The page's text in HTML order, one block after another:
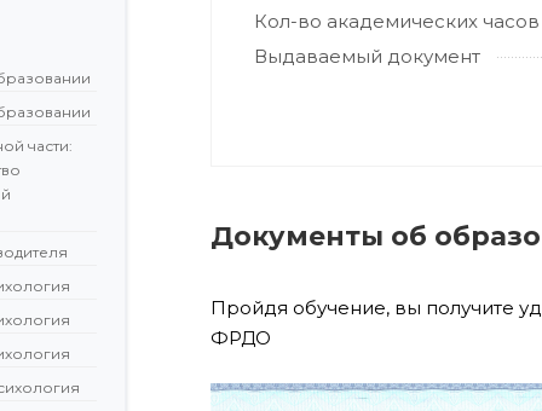
части:
Кол-во академических часов
Выдаваемый документ
Документы об
Пройдя обучение, вы получите
ФРДО